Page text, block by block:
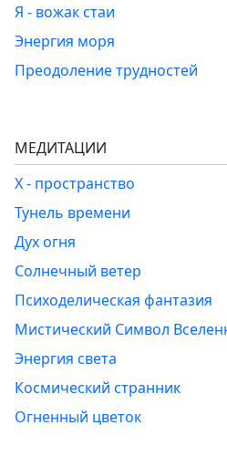
Я - вожак стаи
Энергия моря
Преодоление трудностей
МЕДИТАЦИИ
Х - пространство
Тунель времени
Дух огня
Солнечный ветер
Психоделическая фантазия
Мистический Символ
Энергия света
Космический странник
Огненный цветок